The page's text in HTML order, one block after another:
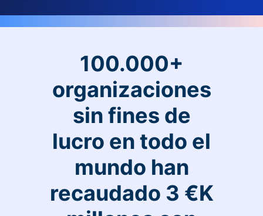
100.000+
organizaciones
sin fines de
lucro en todo el
mundo han
recaudado 3 €K